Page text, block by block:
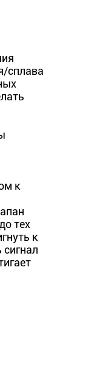
сплава
к
тех
к